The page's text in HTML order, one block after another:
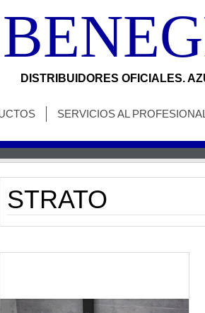
DISTRIBUIDORES OFICIALES.
SERVICIOS AL
STRATO